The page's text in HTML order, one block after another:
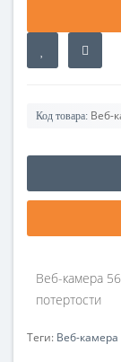
Код товара: Веб-
Веб-камера
потертости
Теги: Веб-камера